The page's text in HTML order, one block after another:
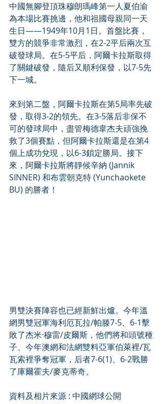
中國無腳登頂珠穆朗瑪峰第一人夏伯渝
為本場比賽挑邊，他和祖國母親同一天
生日——1949年10月1日。首盤比賽，
雙方的競爭非常激烈，在2-2平后兩次互
破發球局。在5-5平后，阿爾卡拉斯取得
了關鍵破發，隨后又順利保發，以7-5先
下一城。
來到第二盤，阿爾卡拉斯在第5局率先破
發，取得3-2的領先。在3-5落后非保不
可的發球局中，盡管梅德韋杰夫頑強挽
救了3個賽點，但阿爾卡拉斯還是在第4
個上成功兌現，以6-3鎖定勝局。接下
來，阿爾卡拉斯將靜候辛納 (Jannik
SINNER) 和布雲朝克特 (Yunchaokete
BU) 的勝者！
男雙決賽陣容也已經新鮮出爐。今年溫
網男雙冠軍海利厄瓦拉/帕滕7-5、6-1擊
敗了杰米·穆雷/皮爾斯，他們將和頭號種
子、今年澳網和法網雙料亞軍伯萊裡/瓦
瓦索裡爭奪冠軍，后者7-6(1)、6-2戰勝
了庫爾霍夫/麥克蒂奇。
資料及相片來源 : 中國網球公開